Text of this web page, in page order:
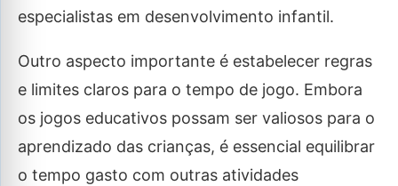
especialistas em desenvolvimento infantil.
Outro aspecto importante é estabelecer regras
e limites claros para o tempo de jogo. Embora
os jogos educativos possam ser valiosos para o
aprendizado das crianças, é essencial equilibrar
o tempo gasto com outras atividades